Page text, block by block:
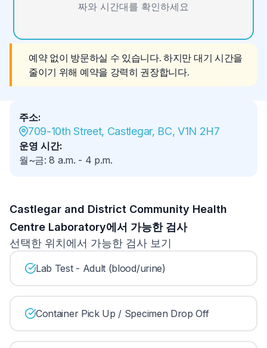
짜와 시간대를 확인하세요
예약 없이 방문하실 수 있습니다. 하지만 대기 시간을
줄이기 위해 예약을 강력히 권장합니다.
주소:
709-10th Street, Castlegar, BC, V1N 2H7
운영 시간:
월~금: 8 a.m. - 4 p.m.
Castlegar and District Community Health
Centre Laboratory에서 가능한 검사
선택한 위치에서 가능한 검사 보기
Lab Test - Adult (blood/urine)
Container Pick Up / Specimen Drop Off